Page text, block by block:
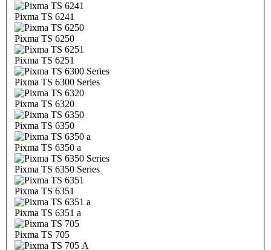
Pixma TS 6241
Pixma TS 6250
Pixma TS 6251
Pixma TS 6300 Series
Pixma TS 6320
Pixma TS 6350
Pixma TS 6350 a
Pixma TS 6350 Series
Pixma TS 6351
Pixma TS 6351 a
Pixma TS 705